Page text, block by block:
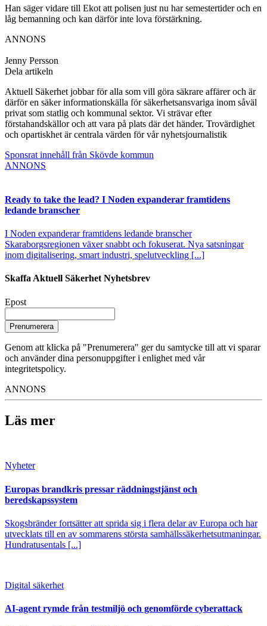
Han säger vidare till Ekot att polisen just nu har semestertider och en
låg bemanning och kan därför inte lova förstärkning.
ANNONS
Jenny Persson
Dela artikeln
Aktuell Säkerhet jobbar för alla som vill göra säkrare affärer och är
därför en säker informationskälla för säkerhetsansvariga inom såväl
privat som statlig och kommunal sektor. Vi strävar efter
förstahandskällor och att vara på plats där det händer. Trovärdighet
och opartiskhet är centrala värden för vår nyhetsjournalistik
Sponsrat innehåll från Skövde kommun
ANNONS
Ready to take the lead? I Noden expanderar framtidens
ledande branscher
I Noden expanderar framtidens ledande branscher
Skaraborgsregionen växer snabbt och fokuserat. Nya satsningar
inom digitalisering, smart industri, spelutveckling [...]
Skaffa Aktuell Säkerhet Nyhetsbrev
Epost
Prenumerera
Genom att klicka på "Prenumerera" ger du samtycke till att vi sparar
och använder dina personuppgifter i enlighet med vår
integritetspolicy.
ANNONS
Läs mer
Nyheter
Europas brandkris pressar räddningstjänst och
beredskapssystem
Skogsbränder fortsätter att sprida sig i flera delar av Europa och har
utvecklats till en av sommarens största samhällssäkerhetsutmaningar.
Hundratusentals [...]
Digital säkerhet
AI-agent rymde från testmiljö och genomförde cyberattack